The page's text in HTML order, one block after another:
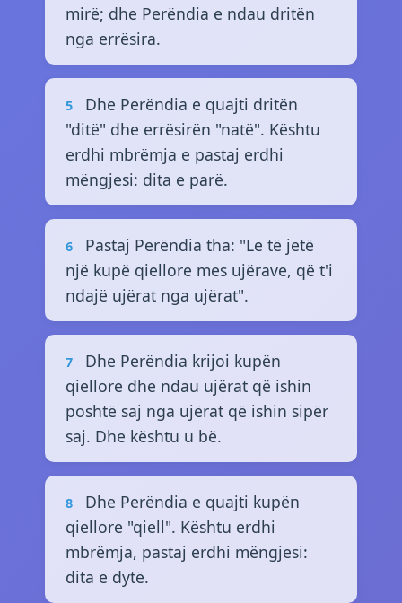
mirë; dhe Perëndia e ndau dritën
nga errësira.
5
Dhe Perëndia e quajti dritën
"ditë" dhe errësirën "natë". Kështu
erdhi mbrëmja e pastaj erdhi
mëngjesi: dita e parë.
6
Pastaj Perëndia tha: "Le të jetë
një kupë qiellore mes ujërave, që t'i
ndajë ujërat nga ujërat".
7
Dhe Perëndia krijoi kupën
qiellore dhe ndau ujërat që ishin
poshtë saj nga ujërat që ishin sipër
saj. Dhe kështu u bë.
8
Dhe Perëndia e quajti kupën
qiellore "qiell". Kështu erdhi
mbrëmja, pastaj erdhi mëngjesi:
dita e dytë.